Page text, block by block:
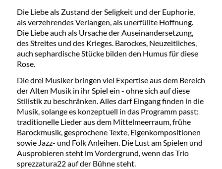
Die Liebe als Zustand der Seligkeit und der Euphorie,
als verzehrendes Verlangen, als unerfüllte Hoffnung.
Die Liebe auch als Ursache der Auseinandersetzung,
des Streites und des Krieges. Barockes, Neuzeitliches,
auch sephardische Stücke bilden den Humus für diese
Rose.
Die drei Musiker bringen viel Expertise aus dem Bereich
der Alten Musik in ihr Spiel ein - ohne sich auf diese
Stilistik zu beschränken. Alles darf Eingang finden in die
Musik, solange es konzeptuell in das Programm passt:
traditionelle Lieder aus dem Mittelmeerraum, frühe
Barockmusik, gesprochene Texte, Eigenkompositionen
sowie Jazz- und Folk Anleihen. Die Lust am Spielen und
Ausprobieren steht im Vordergrund, wenn das Trio
sprezzatura22 auf der Bühne steht.